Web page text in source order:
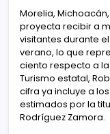
Morelia,
proyecta recibir a
visitantes durante
verano, lo que
ciento respecto a
Turismo estatal,
cifra ya incluye a
estimados por la
Rodríguez Zamora.